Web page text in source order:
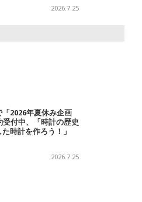
2026.7.25
2026年夏休み企画
受付中、「時計の歴史
時計を作ろう！」
2026.7.25